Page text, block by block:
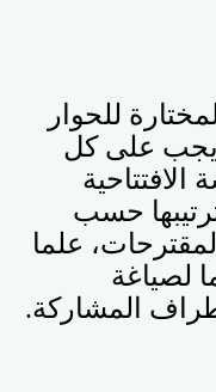
للحوار
يجب على كل
حسب
علما
اللجنة 30 يوما لصياغة
المشاركة.